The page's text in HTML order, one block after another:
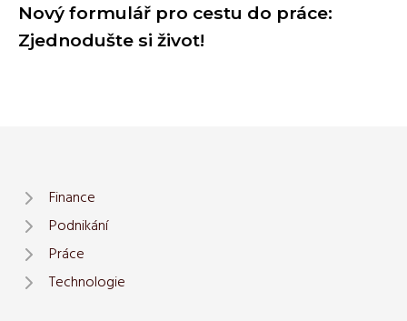
Nový formulář pro cestu do práce:
Zjednodušte si život!
Finance
Podnikání
Práce
Technologie